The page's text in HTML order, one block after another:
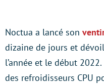
Noctua a lancé son
dizaine de jours et
l’année et le début
des refroidisseurs CPU